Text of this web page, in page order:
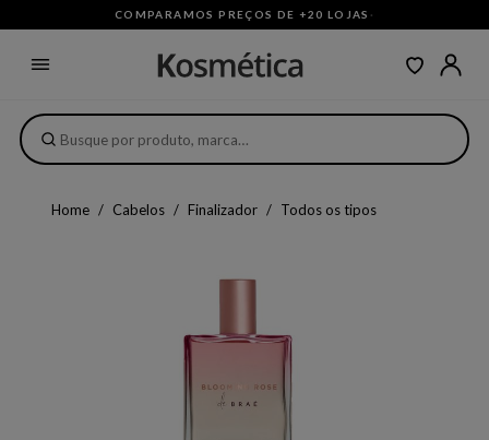
COMPARAMOS PREÇOS DE +20 LOJAS ·
Home Cabelos Finalizador Todos os tipos